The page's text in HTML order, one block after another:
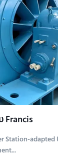
Francis
Station-adapted